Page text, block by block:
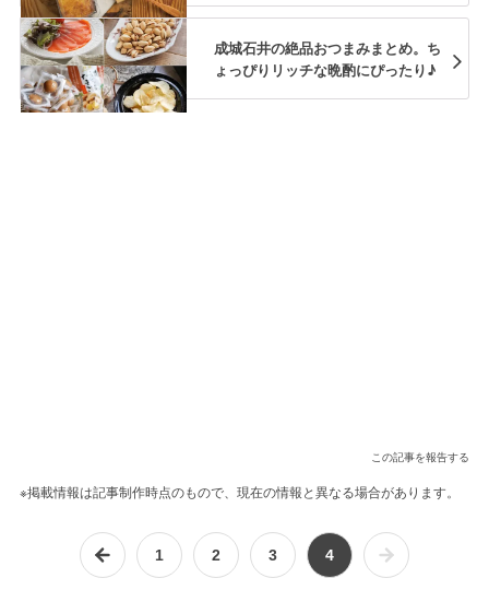
成城石井の絶品おつまみまとめ。ち
ょっぴりリッチな晩酌にぴったり♪
この記事を報告する
※掲載情報は記事制作時点のもので、現在の情報と異なる場合があります。
1 2 3 4